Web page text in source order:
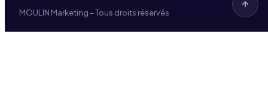
MOULIN Marketing – Tous droits réservés